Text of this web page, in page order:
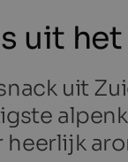
uit
uit
heerlijk